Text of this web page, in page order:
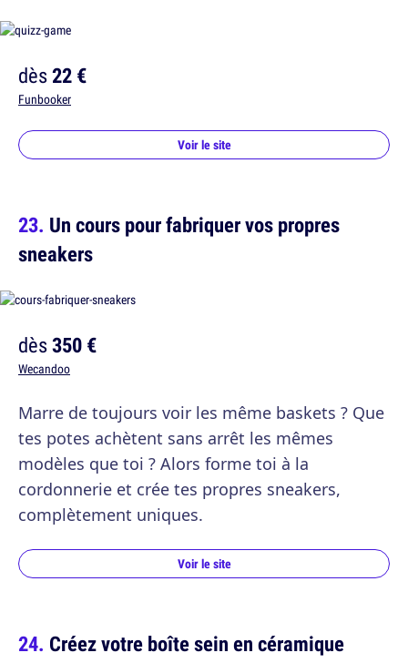
dès22 €
Funbooker
Voir le site
Un cours pour fabriquer vos propres
sneakers
dès350 €
Wecandoo
Marre de toujours voir les même baskets ? Que
tes potes achètent sans arrêt les mêmes
modèles que toi ? Alors forme toi à la
cordonnerie et crée tes propres sneakers,
complètement uniques.
Voir le site
Créez votre boîte sein en céramique